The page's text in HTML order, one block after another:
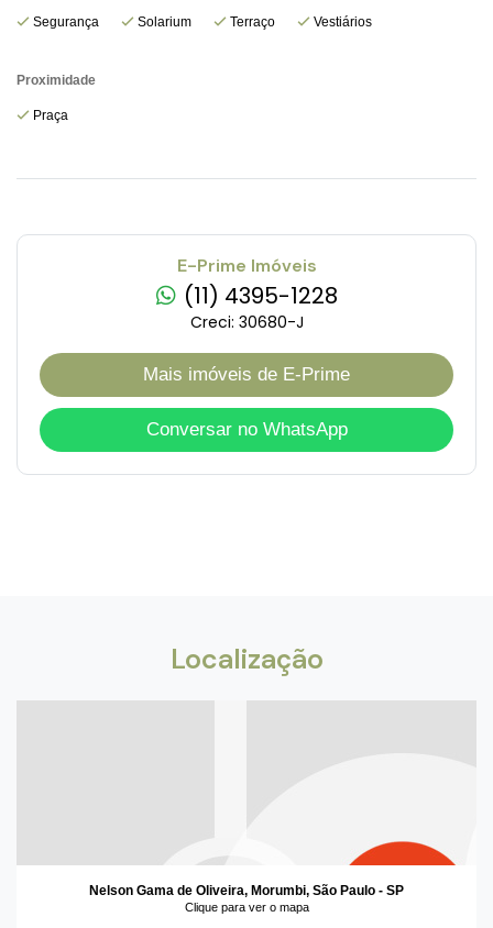
Segurança Solarium Terraço Vestiários
Proximidade
Praça
E-Prime Imóveis
(11) 4395-1228
Creci: 30680-J
Mais imóveis de E-Prime
Conversar no WhatsApp
Localização
Nelson Gama de Oliveira, Morumbi, São Paulo - SP
Clique para ver o mapa